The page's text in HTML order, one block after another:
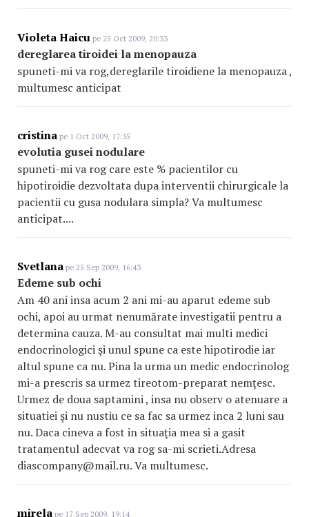
Violeta Haicu pe 25 Oct 2009, 20:33
dereglarea tiroidei la menopauza
spuneti-mi va rog,dereglarile tiroidiene la menopauza ,
multumesc anticipat
cristina pe 1 Oct 2009, 17:35
evolutia gusei nodulare
spuneti-mi va rog care este % pacientilor cu
hipotiroidie dezvoltata dupa interventii chirurgicale la
pacientii cu gusa nodulara simpla? Va multumesc
anticipat....
Svetlana pe 25 Sep 2009, 16:43
Edeme sub ochi
Am 40 ani insa acum 2 ani mi-au aparut edeme sub
ochi, apoi au urmat nenumărate investigatii pentru a
determina cauza. M-au consultat mai multi medici
endocrinologici şi unul spune ca este hipotirodie iar
altul spune ca nu. Pina la urma un medic endocrinolog
mi-a prescris sa urmez tireotom-preparat nemţesc.
Urmez de doua saptamini , insa nu observ o atenuare a
situatiei şi nu nustiu ce sa fac sa urmez inca 2 luni sau
nu. Daca cineva a fost in situaţia mea si a gasit
tratamentul adecvat va rog sa-mi scrieti.Adresa
diascompany@mail.ru. Va multumesc.
mirela pe 17 Sep 2009, 19:14